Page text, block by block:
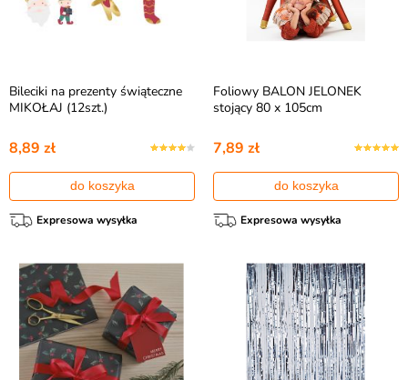
Bileciki na prezenty świąteczne
MIKOŁAJ (12szt.)
8,89 zł
do koszyka
Expresowa wysyłka
Foliowy BALON JELONEK
stojący 80 x 105cm
7,89 zł
do koszyka
Expresowa wysyłka